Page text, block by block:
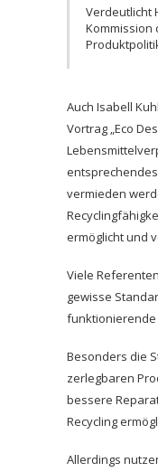
Verdeutlicht
Kommission
Auch Isabell
Vortrag „Eco
vermieden
ermöglicht und
Viele
gewisse
Besonders die
zerlegbaren
bessere
Recycling
Allerdings